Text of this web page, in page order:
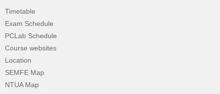
Timetable
Exam Schedule
PCLab Schedule
Course websites
Location
SEMFE Map
NTUA Map